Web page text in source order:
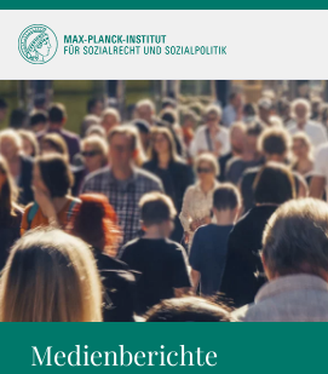
Medienberichte